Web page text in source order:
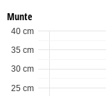
Munte
25 cm
30 cm
35 cm
40 cm